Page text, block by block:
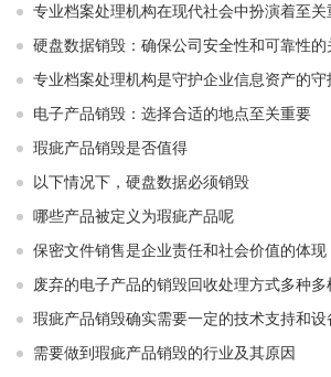
专业档案处理机构在现代社会中扮演着至关
硬盘数据销毁：确保公司安全性和可靠性的
专业档案处理机构是守护企业信息资产的守
电子产品销毁：选择合适的地点至关重要
瑕疵产品销毁是否值得
以下情况下，硬盘数据必须销毁
哪些产品被定义为瑕疵产品呢
保密文件销售是企业责任和社会价值的体现
废弃的电子产品的销毁回收处理方式多种多
瑕疵产品销毁确实需要一定的技术支持和设
需要做到瑕疵产品销毁的行业及其原因